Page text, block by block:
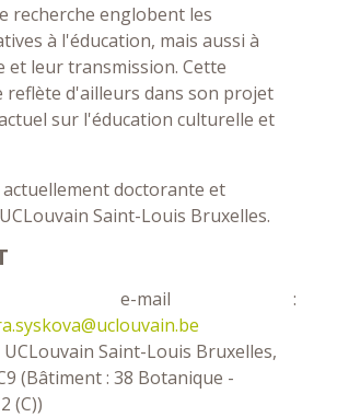
recherche englobent les
à l'éducation, mais aussi à
et leur transmission. Cette
reflète d'ailleurs dans son projet
sur l'éducation culturelle et
doctorante et
Saint-Louis Bruxelles.
e-mail :
UCLouvain Saint-Louis Bruxelles,
(Bâtiment : 38 Botanique -
(C))